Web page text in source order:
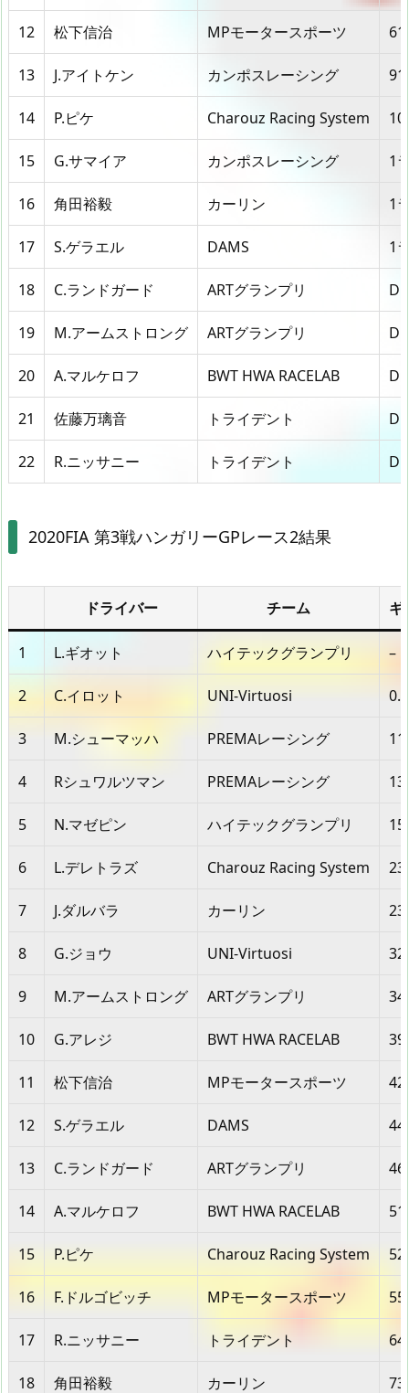
12 松下信治 MPモータースポーツ
13 J.アイトケン カンポスレーシング
14 P.ピケ Charouz Racing System
15 G.サマイア カンポスレーシング 1
16 角田裕毅 カーリン 1
17 S.ゲラエル DAMS 1
18 C.ランドガード ARTグランプリ
19 M.アームストロング ARTグランプリ
20 A.マルケロフ BWT HWA RACELAB
21 佐藤万璃音 トライデント
22 R.ニッサニー トライデント
2020FIA 第3戦ハンガリーGPレース2結果
ドライバー チーム ギ
1 L.ギオット ハイテックグランプリ –
2 C.イロット UNI-Virtuosi
3 M.シューマッハ PREMAレーシング
4 Rシュワルツマン PREMAレーシング
5 N.マゼピン ハイテックグランプリ
6 L.デレトラズ Charouz Racing System
7 J.ダルバラ カーリン
8 G.ジョウ UNI-Virtuosi
9 M.アームストロング ARTグランプリ
10 G.アレジ BWT HWA RACELAB
11 松下信治 MPモータースポーツ
12 S.ゲラエル DAMS
13 C.ランドガード ARTグランプリ
14 A.マルケロフ BWT HWA RACELAB
15 P.ピケ Charouz Racing System
16 F.ドルゴビッチ MPモータースポーツ
17 R.ニッサニー トライデント
18 角田裕毅 カーリン